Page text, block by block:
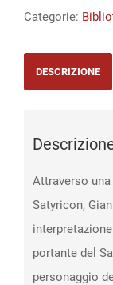
Categorie:
DESCRIZIONE
Attraverso
Satyricon,
portante del
personaggio